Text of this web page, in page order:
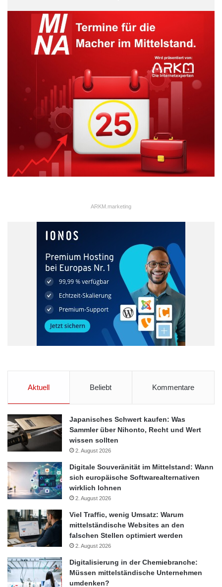
ihre Bestände an Rhenium in ihrem Anlage-Portfolio jederzeit zu
einem guten Preis wieder veräußern zu können“, erläutert der
Edelmetallspezialist.
Quelle: NMH Noble Metal House GmbH
Berlin Geldanlage Luftfahrt
Raumfahrt Rhenium Schwermetall
ARKM.marketing
Aktuell Beliebt Kommentare
Japanisches Schwert kaufen: Was
Sammler über Nihonto, Recht und Wert
wissen sollten
2. August 2026
Digitale Souveränität im Mittelstand: Wann
sich europäische Softwarealternativen
wirklich lohnen
2. August 2026
Viel Traffic, wenig Umsatz: Warum
mittelständische Websites an den
falschen Stellen optimiert werden
2. August 2026
Digitalisierung in der Chemiebranche:
Müssen mittelständische Unternehmen
umdenken?